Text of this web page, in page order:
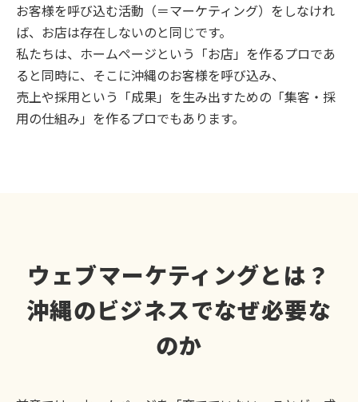
お客様を呼び込む活動（＝マーケティング）をしなけれ
ば、お店は存在しないのと同じです。
私たちは、ホームページという「お店」を作るプロであ
ると同時に、そこに沖縄のお客様を呼び込み、
売上や採用という「成果」を生み出すための「集客・採
用の仕組み」を作るプロでもあります。
ウェブマーケティングとは？
沖縄のビジネスでなぜ必要な
のか